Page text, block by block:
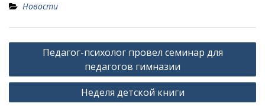
Новости
Навигация
записям
Педагог-психолог провел семинар для
педагогов гимназии
Неделя детской книги